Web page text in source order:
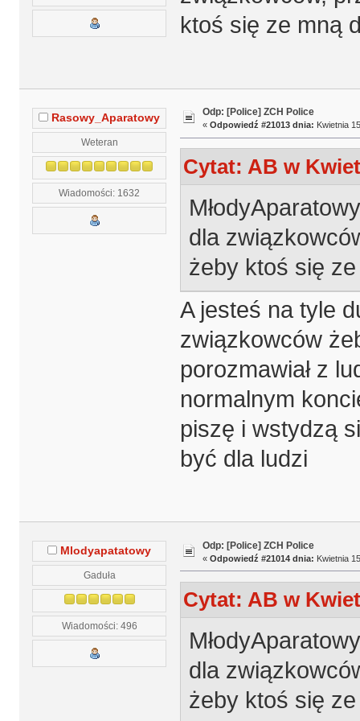
ktoś się ze mną
Rasowy_Aparatowy
Weteran
Wiadomości: 1632
Odp: [Police] ZCH Police
« Odpowiedź #21013 dnia: Kwietnia
Cytat: AB w
dla
żeby ktoś się
A jesteś na tyle
związkowców
porozmawiał z
normalnym
piszę i wstydzą
być dla ludzi
Mlodyapatatowy
Gaduła
Wiadomości: 496
Odp: [Police] ZCH Police
« Odpowiedź #21014 dnia: Kwietnia
Cytat: AB w
dla
żeby ktoś się